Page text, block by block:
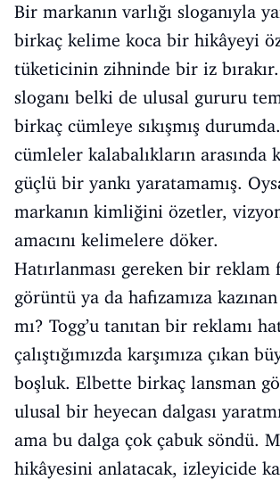
Bir markanın varlığı sloganıyla
birkaç kelime koca bir hikâyeyi
tüketicinin zihninde bir iz bırakır.
sloganı belki de ulusal gururu
birkaç cümleye sıkışmış
cümleler kalabalıkların arasında
güçlü bir yankı yaratamamış.
markanın kimliğini özetler,
amacını kelimelere döker.
Hatırlanması gereken bir
görüntü ya da hafızamıza
mı? Togg’u tanıtan bir reklamı
çalıştığımızda karşımıza çıkan
boşluk. Elbette birkaç lansman
ulusal bir heyecan dalgası
ama bu dalga çok çabuk söndü.
hikâyesini anlatacak, izleyicide